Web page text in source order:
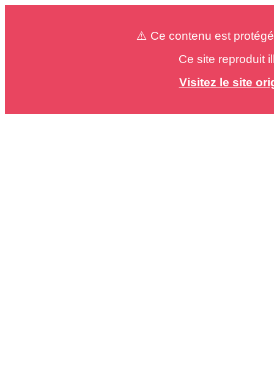
⚠️ Ce contenu est
Ce site reproduit
Visitez le site